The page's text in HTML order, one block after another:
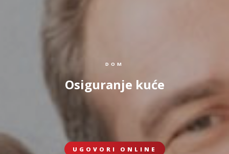
DOM
Osiguranje kuće
UGOVORI ONLINE